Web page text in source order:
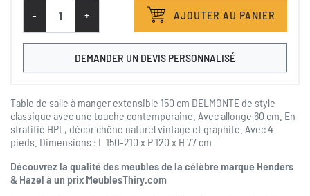
- + AJOUTER AU PANIER
DEMANDER UN DEVIS PERSONNALISÉ
Table de salle à manger extensible 150 cm DELMONTE de style
classique avec une touche contemporaine. Avec allonge 60 cm. En
stratifié HPL, décor chêne naturel vintage et graphite. Avec 4
pieds. Dimensions : L 150-210 x P 120 x H 77 cm
Découvrez la qualité des meubles de la célèbre marque Henders
& Hazel à un prix MeublesThiry.com